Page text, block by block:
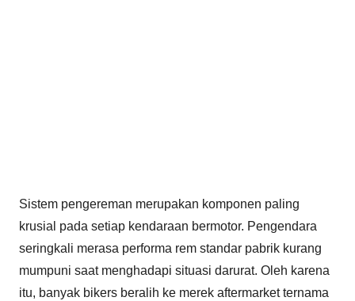
Sistem pengereman merupakan komponen paling
krusial pada setiap kendaraan bermotor. Pengendara
seringkali merasa performa rem standar pabrik kurang
mumpuni saat menghadapi situasi darurat. Oleh karena
itu, banyak bikers beralih ke merek aftermarket ternama